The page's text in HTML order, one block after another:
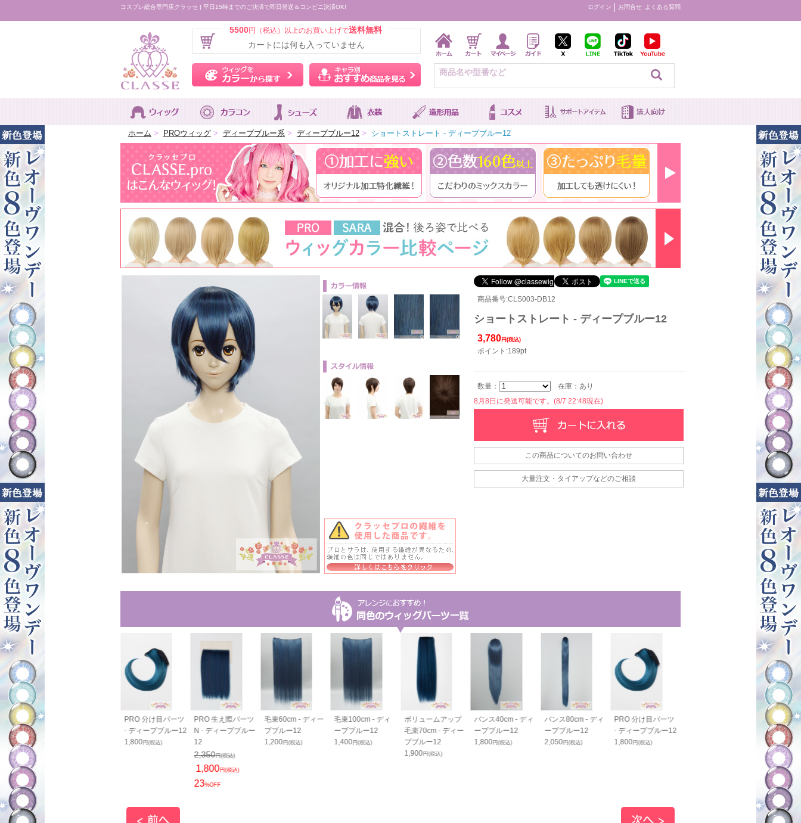
コスプレ総合専門店クラッセ | 平日15時までのご決済で即日発送＆コンビニ決済OK! ログイン お問合せ よくある質問
5500円（税込）以上のお買い上げで送料無料
カートには何も入っていません
ウィッグをカラーから探す キャラ別おすすめ商品を見る
ホーム > PROウィッグ > ディープブルー系 > ディープブルー12 > ショートストレート - ディープブルー12
商品番号:CLS003-DB12
ショートストレート - ディープブルー12
3,780 円(税込)
ポイント:189pt
数量：
在庫：あり
8月8日に発送可能です。(8/7 22:48現在)
この商品についてのお問い合わせ
大量注文・タイアップなどのご相談
40cm - ディ
ルー12
円(税込)
PRO 分け目パーツ
- ディープブルー12
1,800 円(税込)
PRO 生え際パーツ
N - ディープブルー
12
2,350円(税込)
1,800円(税込)
23%OFF
毛束60cm - ディー
プブルー12
1,200 円(税込)
毛束100cm - ディ
ープブルー12
1,400 円(税込)
ボリュームアップ
毛束70cm - ディー
プブルー12
1,900 円(税込)
バンス40cm - ディ
ープブルー12
1,800 円(税込)
バンス80cm - ディ
ープブルー12
2,050 円(税込)
PRO 分け目パーツ
- ディープブルー12
1,800 円(税込)
毛束60cm -
プブルー12
1,200円(税込)